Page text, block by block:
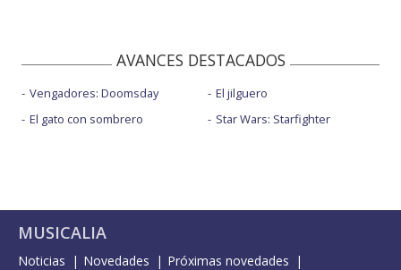
AVANCES DESTACADOS
Vengadores: Doomsday
El gato con sombrero
El jilguero
Star Wars: Starfighter
MUSICALIA
Noticias Novedades
Próximas novedades